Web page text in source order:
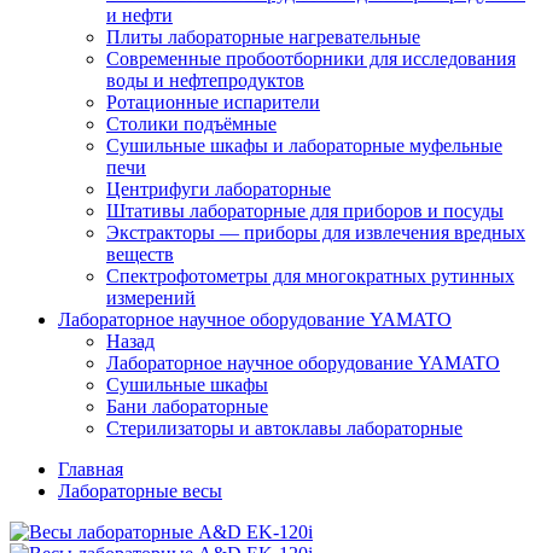
и нефти
Плиты лабораторные нагревательные
Современные пробоотборники для исследования
воды и нефтепродуктов
Ротационные испарители
Столики подъёмные
Сушильные шкафы и лабораторные муфельные
печи
Центрифуги лабораторные
Штативы лабораторные для приборов и посуды
Экстракторы — приборы для извлечения вредных
веществ
Спектрофотометры для многократных рутинных
измерений
Лабораторное научное оборудование YAMATO
Назад
Лабораторное научное оборудование YAMATO
Сушильные шкафы
Бани лабораторные
Стерилизаторы и автоклавы лабораторные
Главная
Лабораторные весы